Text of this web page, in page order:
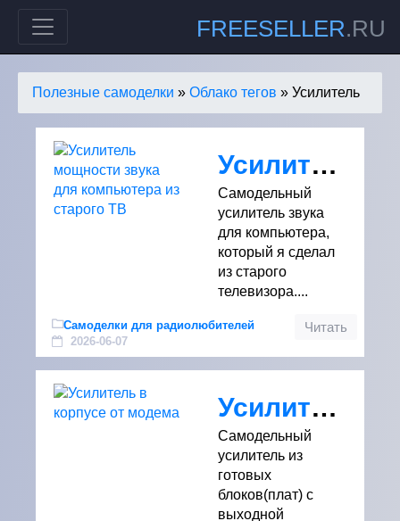
FREESELLER.RU
Полезные самоделки » Облако тегов » Усилитель
Усилитель мощности звука для компьютера из старого ТВ
Самодельный
усилитель звука
для компьютера,
который я сделал
из старого
телевизора....
Читать
Самоделки для радиолюбителей
2026-06-07
Усилитель в корпусе от модема
Самодельный
усилитель из
готовых
блоков(плат) с
выходной